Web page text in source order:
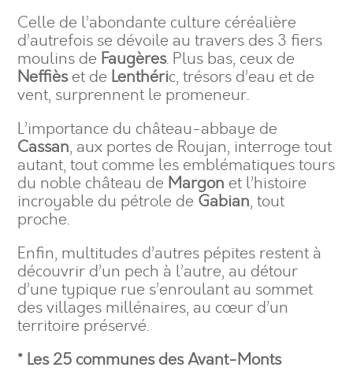
Celle de l’abondante culture céréalière
d’autrefois se dévoile au travers des 3 fiers
moulins de Faugères. Plus bas, ceux de
Neffièset de Lenthéric, trésors d’eau et de
vent, surprennent le promeneur.
L’importance du château-abbaye de
Cassan, aux portes de Roujan, interroge tout
autant, tout comme les emblématiques tours
du noble château de Margon et l’histoire
incroyable du pétrole de Gabian, tout
proche.
Enfin, multitudes d’autres pépites restent à
découvrir d’un pech à l’autre, au détour
d’une typique rue s’enroulant au sommet
des villages millénaires, au cœur d’un
territoire préservé.
* Les 25 communes des Avant-Monts